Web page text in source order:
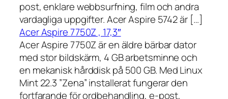
post, enklare webbsurfning, film och andra
vardagliga uppgifter. Acer Aspire 5742 är […]
Acer Aspire 7750Z , 17,3″
Acer Aspire 7750Z är en äldre bärbar dator
med stor bildskärm, 4 GB arbetsminne och
en mekanisk hårddisk på 500 GB. Med Linux
Mint 22.3 ”Zena” installerat fungerar den
fortfarande för ordbehandling, e-post,